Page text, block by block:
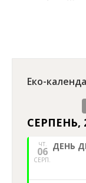
Еко-
СЕРПЕНЬ,
ЧТ.
06
СЕРП.
ДЕНЬ